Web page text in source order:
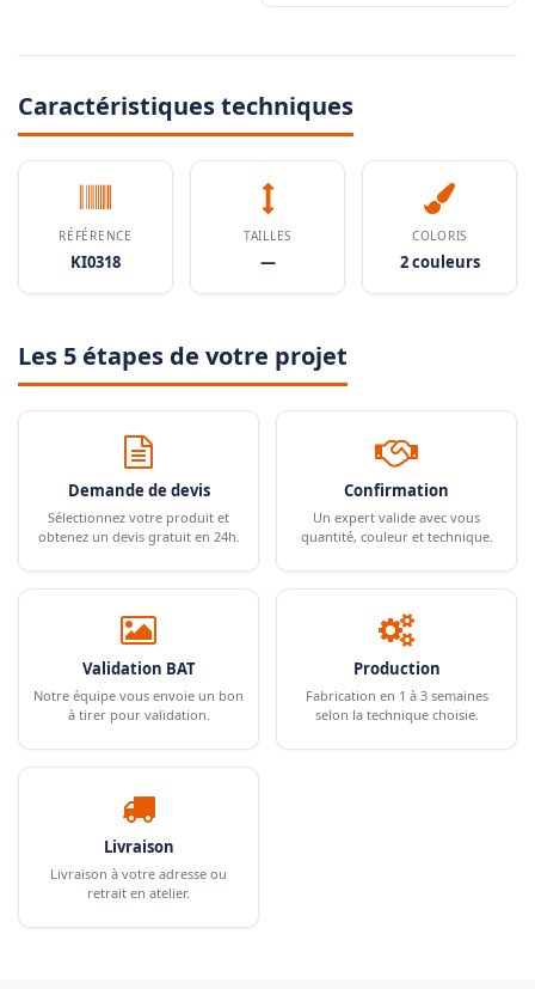
Caractéristiques techniques
RÉFÉRENCE
KI0318
TAILLES
—
COLORIS
2 couleurs
Les 5 étapes de votre projet
Demande de devis
Sélectionnez votre produit et
obtenez un devis gratuit en 24h.
Confirmation
Un expert valide avec vous
quantité, couleur et technique.
Validation BAT
Notre équipe vous envoie un bon
à tirer pour validation.
Production
Fabrication en 1 à 3 semaines
selon la technique choisie.
Livraison
Livraison à votre adresse ou
retrait en atelier.